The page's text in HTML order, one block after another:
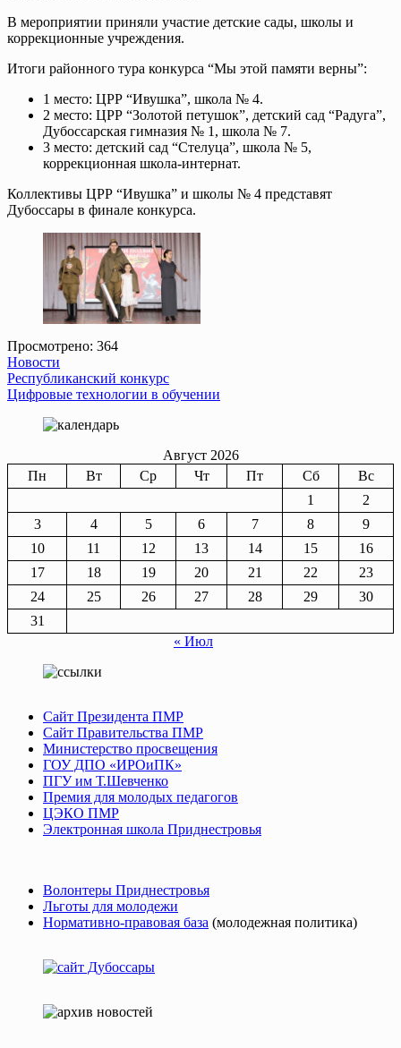
В мероприятии приняли участие детские сады, школы и
коррекционные учреждения.
Итоги районного тура конкурса “Мы этой памяти верны”:
1 место: ЦРР “Ивушка”, школа № 4.
2 место: ЦРР “Золотой петушок”, детский сад “Радуга”,
Дубоссарская гимназия № 1, школа № 7.
3 место: детский сад “Стелуца”, школа № 5,
коррекционная школа-интернат.
Коллективы ЦРР “Ивушка” и школы № 4 представят
Дубоссары в финале конкурса.
Просмотрено: 364
Новости
Навигация
по
записям
Республиканский конкурс
Цифровые технологии в обучении
Август 2026
Пн
Вт Ср Чт Пт Сб
Вс
1
2
3
4 5 6 7 8
9
10
11 12 13 14 15
16
17
18 19 20 21 22
23
24
25 26 27 28 29
30
31
« Июл
Сайт Президента ПМР
Сайт Правительства ПМР
Министерство просвещения
ГОУ ДПО «ИРОиПК»
ПГУ им Т.Шевченко
Премия для молодых педагогов
ЦЭКО ПМР
Электронная школа Приднестровья
Волонтеры Приднестровья
Льготы для молодежи
Нормативно-правовая база (молодежная политика)